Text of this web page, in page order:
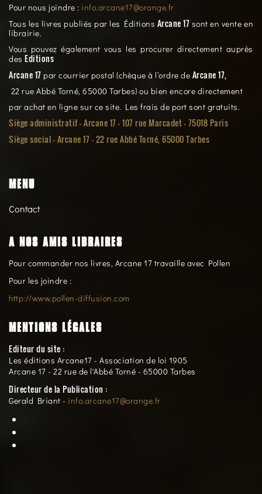
Pour nous joindre : info.arcane17@orange.fr
Tous les livres publiés par les Éditions Arcane 17 sont en vente en
librairie.
Vous pouvez également vous les procurer directement auprès
des Editions
Arcane 17 par courrier postal (chèque à l’ordre de Arcane 17,
22 rue Abbé Torné, 65000 Tarbes) ou bien encore directement
par achat en ligne sur ce site. Les frais de port sont gratuits.
Siège administratif - Arcane 17 - 107 rue Marcadet - 75018 Paris
Siège social -Arcane 17 - 22 rue Abbé Torné, 65000 Tarbes
MENU
Contact
A NOS AMIS LIBRAIRES
Pour commander nos livres, Arcane 17 travaille avec Pollen
Pour les joindre :
http://www.pollen-diffusion.com
MENTIONS LÉGALES
Editeur du site :
Les éditions Arcane17 - Association de loi 1905
Arcane 17 - 22 rue de l'Abbé Torné - 65000 Tarbes
Directeur de la Publication :
Gerald Briant - info.arcane17@orange.fr